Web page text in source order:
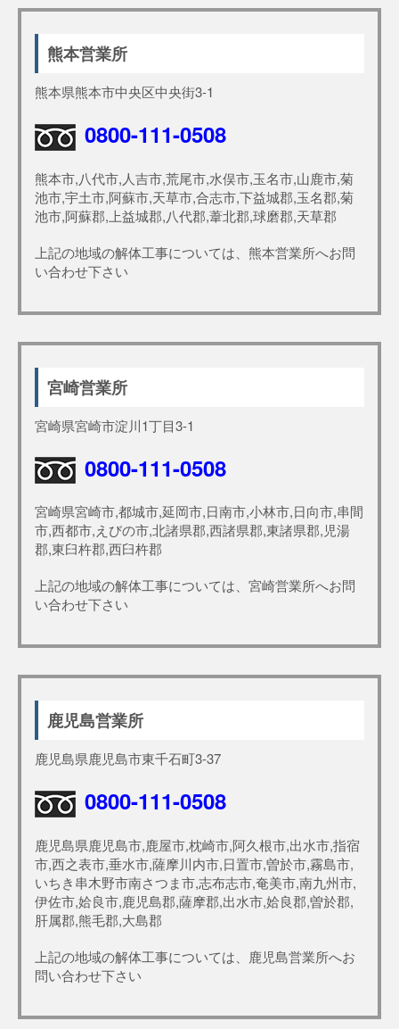
熊本営業所
熊本県熊本市中央区中央街3-1
0800-111-0508
熊本市,八代市,人吉市,荒尾市,水俣市,玉名市,山鹿市,菊
池市,宇土市,阿蘇市,天草市,合志市,下益城郡,玉名郡,菊
池市,阿蘇郡,上益城郡,八代郡,葦北郡,球磨郡,天草郡
上記の地域の解体工事については、熊本営業所へお問
い合わせ下さい
宮崎営業所
宮崎県宮崎市淀川1丁目3-1
0800-111-0508
宮崎県宮崎市,都城市,延岡市,日南市,小林市,日向市,串間
市,西都市,えびの市,北諸県郡,西諸県郡,東諸県郡,児湯
郡,東臼杵郡,西臼杵郡
上記の地域の解体工事については、宮崎営業所へお問
い合わせ下さい
鹿児島営業所
鹿児島県鹿児島市東千石町3-37
0800-111-0508
鹿児島県鹿児島市,鹿屋市,枕崎市,阿久根市,出水市,指宿
市,西之表市,垂水市,薩摩川内市,日置市,曽於市,霧島市,
いちき串木野市南さつま市,志布志市,奄美市,南九州市,
伊佐市,姶良市,鹿児島郡,薩摩郡,出水市,姶良郡,曽於郡,
肝属郡,熊毛郡,大島郡
上記の地域の解体工事については、鹿児島営業所へお
問い合わせ下さい